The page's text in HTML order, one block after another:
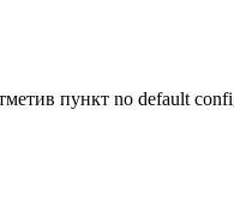
пункт no default